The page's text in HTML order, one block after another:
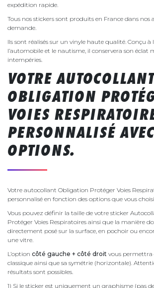
expédition rapide.
Tous nos stickers sont produits en France dans nos
demande.
Ils sont réalisés sur un vinyle haute qualité. Conçu à
l’automobile et le nautisme, il conservera son éclat
intempéries.
VOTRE AUTOCOLLANT
OBLIGATION
VOIES
PERSONNALISÉ
OPTIONS.
Votre autocollant Obligation Protéger Voies
personnalisé en fonction des options que vous
Vous pouvez définir la taille de votre sticker
Protéger Voies Respiratoires ainsi que la manière
directement posé sur la surface, en pochoir ou
une vitre.
L’option côté gauche + côté droit vous permettra
classique ainsi que sa symétrie (horizontale).
résultats sont possibles.
1) Si le sticker est uniquement un graphisme (pas